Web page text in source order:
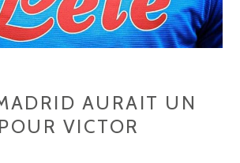
AURAIT UN
VICTOR